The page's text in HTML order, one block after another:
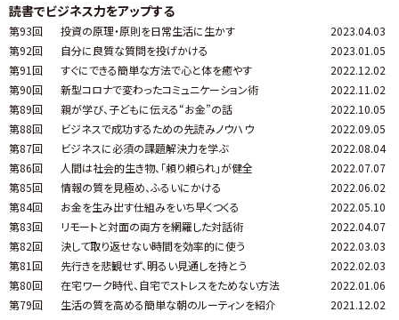
読書でビジネス力をアップする
第93回 投資の原理・原則を日常生活に生かす
2023.04.03
第92回
自分に良質な質問を投げかける
2023.01.05
第91回
すぐにできる簡単な方法で心と体を癒やす
2022.12.02
第90回
新型コロナで変わったコミュニケーション術
2022.11.02
第89回
親が学び、子どもに伝える“お金”の話
2022.10.05
第88回
ビジネスで成功するための先読みノウハウ
2022.09.05
第87回
ビジネスに必須の課題解決力を学ぶ
2022.08.04
第86回
人間は社会的生き物、「頼り頼られ」が健全
2022.07.07
第85回
情報の質を見極め、ふるいにかける
2022.06.02
第84回
お金を生み出す仕組みをいち早くつくる
2022.05.10
第83回
リモートと対面の両方を網羅した対話術
2022.04.07
第82回
決して取り返せない時間を効率的に使う
2022.03.03
第81回
先行きを悲観せず、明るい見通しを持とう
2022.02.03
第80回
在宅ワーク時代、自宅でストレスをためない方法
2022.01.06
第79回
生活の質を高める簡単な朝のルーティンを紹介 2021.12.02